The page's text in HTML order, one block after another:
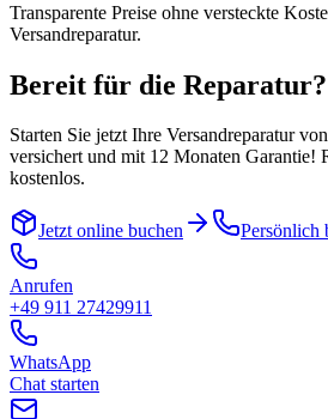
Transparente Preise ohne versteckte
Versandreparatur.
Bereit für die Reparatur?
Starten Sie jetzt Ihre Versandreparatur von
versichert und mit 12 Monaten Garantie!
kostenlos.
Jetzt online buchen Persönlich
Anrufen
+49 911 27429911
WhatsApp
Chat starten